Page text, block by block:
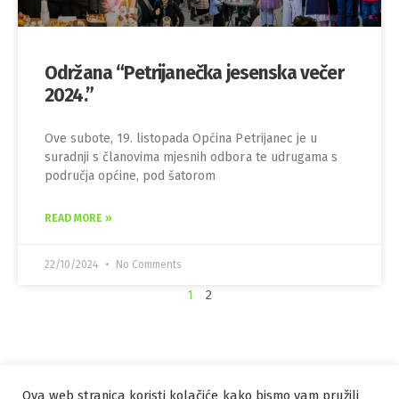
Održana “Petrijanečka jesenska večer
2024.”
Ove subote, 19. listopada Općina Petrijanec je u
suradnji s članovima mjesnih odbora te udrugama s
područja općine, pod šatorom
READ MORE »
22/10/2024 No Comments
1 2
Ova web stranica koristi kolačiće kako bismo vam pružili